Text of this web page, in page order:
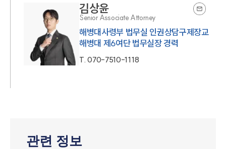
김상윤
Senior Associate Attorney
해병대사령부 법무실 인권상담구제장교
해병대 제6여단 법무실장 경력
T.070-7510-1118
관련 정보